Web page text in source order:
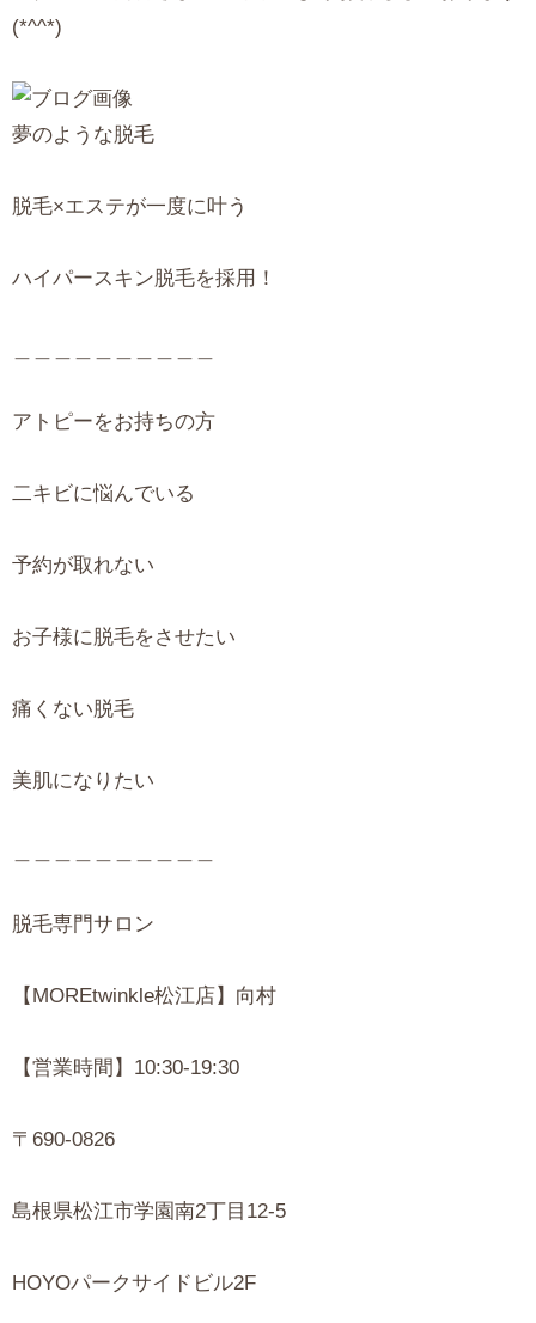
(*^^*)
夢のような脱毛
脱毛×エステが一度に叶う
ハイパースキン脱毛を採用！
アトピーをお持ちの方
二キビに悩んでいる
予約が取れない
お子様に脱毛をさせたい
痛くない脱毛
美肌になりたい
脱毛専門サロン
【MOREtwinkle松江店】向村
【営業時間】10:30-19:30
〒690-0826
島根県松江市学園南2丁目12-5
HOYOパークサイドビル2F